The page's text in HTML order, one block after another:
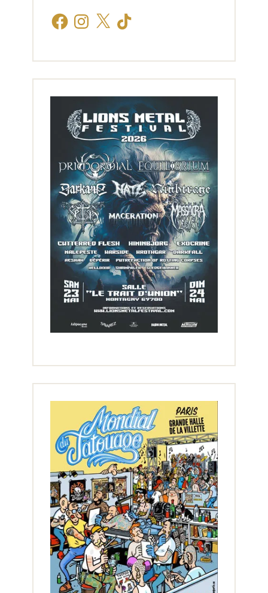
FacebookInstagram
X TikTok